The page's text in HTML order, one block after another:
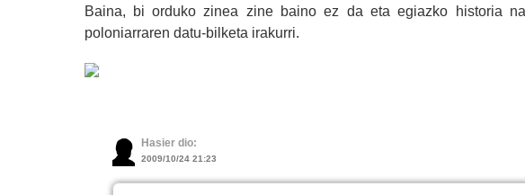
Baina, bi orduko zinea zine baino ez da eta egiazko historia
poloniarraren datu-bilketa irakurri.
Hasier dio:
2009/10/24 21:23